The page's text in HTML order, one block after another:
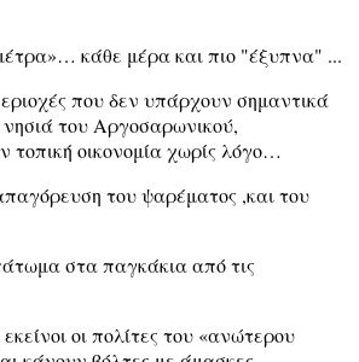
κάθε μέρα και πιο "έξυπνα" ...
που δεν υπάρχουν σημαντικά
του Αργοσαρωνικού,
τοπική οικονομία χωρίς λόγο…
του ψαρέματος ,και του
στα παγκάκια από τις
οι πολίτες του «ανώτερου